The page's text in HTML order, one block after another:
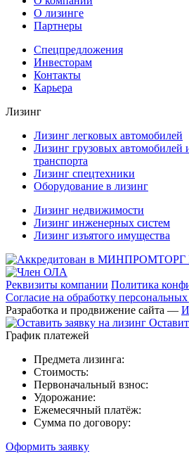
О лизинге
Партнеры
Спецпредложения
Инвесторам
Контакты
Карьера
Лизинг
Лизинг легковых автомобилей
Лизинг грузовых автомобилей
транспорта
Лизинг спецтехники
Оборудование в лизинг
Лизинг недвижимости
Лизинг инженерных систем
Лизинг изъятого имущества
Реквизиты компании Политика
Согласие на обработку
Разработка и продвижение сайта —
График платежей
Предмета лизинга:
Стоимость:
Первоначальный взнос:
Удорожание:
Ежемесячный платёж:
Сумма по договору:
Оформить заявку